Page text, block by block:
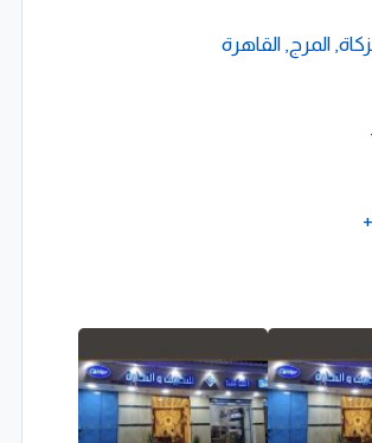
وموفرة للطاقة
سريعة
محترف ومتخصص
بيئة داخلية مريحة وصحية من خلال تقديم
والصناعي.
تكييف تعتمد على تقنيات حديثة موفرة
في خفض التكاليف التشغيلية ودعم
المرج, القاهرة